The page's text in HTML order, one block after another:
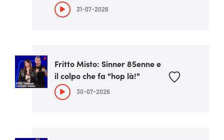
31-07-2026
Fritto Misto: Sinner 85enne e
il colpo che fa "hop là!"
30-07-2026